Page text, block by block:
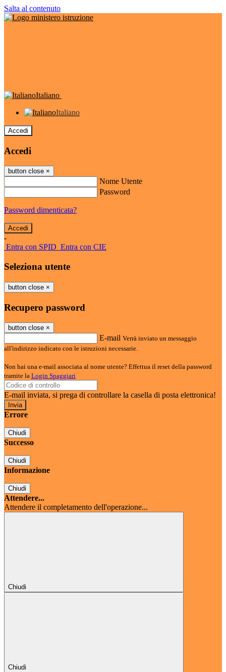
Salta al contenuto
Italiano
Italiano
Accedi
Accedi
button close ×
Nome Utente
Password
Password dimenticata?
-
Entra con SPID Entra con CIE
Seleziona utente
button close ×
Recupero password
button close ×
E-mail Verrà inviato un messaggio
all'indirizzo indicato con le istruzioni necessarie.
Non hai una e-mail associata al nome utente? Effettua il reset della password
tramite la Login Spaggiari
E-mail inviata, si prega di controllare la casella di posta elettronica!
Errore
Chiudi
Successo
Chiudi
Informazione
Chiudi
Attendere...
Attendere il completamento dell'operazione...
Chiudi
Chiudi